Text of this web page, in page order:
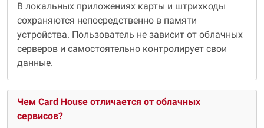
В локальных приложениях карты и штрихкоды
сохраняются непосредственно в памяти
устройства. Пользователь не зависит от облачных
серверов и самостоятельно контролирует свои
данные.
Чем Card House отличается от облачных
сервисов?